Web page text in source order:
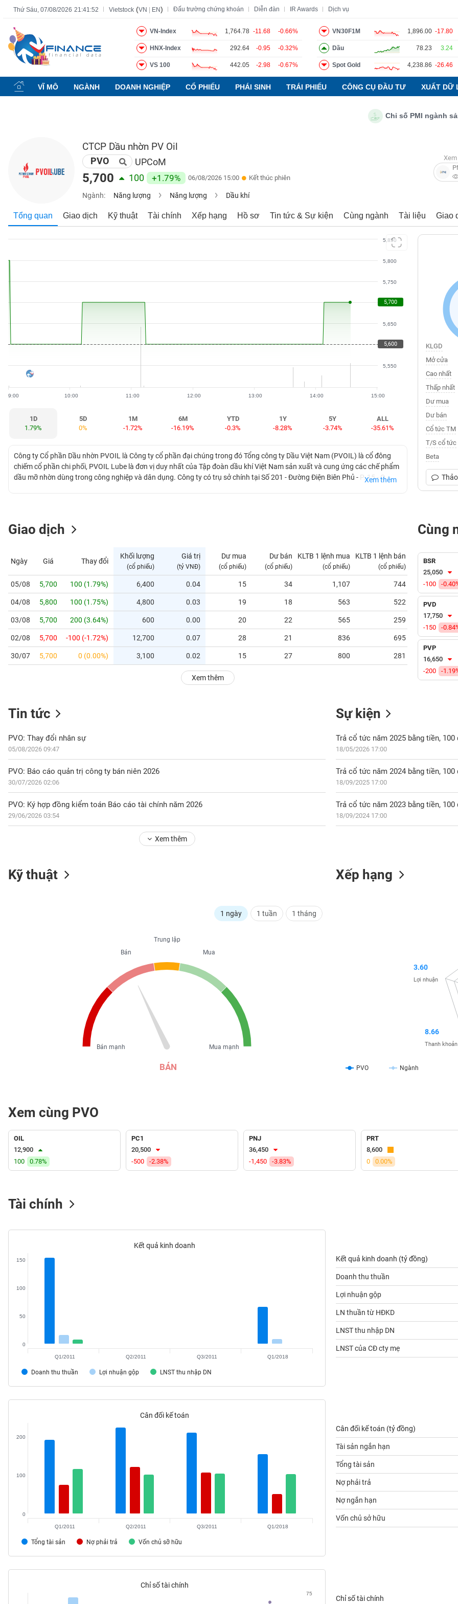
Thứ Sáu, 07/08/2026 21:41:53 Vietstock (VN EN) Đấu trường chứng khoán Diễn đàn IR Awards Dịch vụ
VN-Index 1,764.78 -11.68 -0.66%
HNX-Index 292.64 -0.95 -0.32%
VS 100 442.05 -2.98 -0.67%
VN30F1M 1,896.00 -17.80
Dầu 78.23 3.24
Spot Gold 4,238.86 -26.46
VĨ MÔ NGÀNH DOANH NGHIỆP CỔ PHIẾU PHÁI SINH TRÁI PHIẾU CÔNG CỤ ĐẦU TƯ XUẤT DỮ
Chỉ số PMI ngành sản
CTCP Dầu nhờn PV Oil
PVO UPCoM
5,700 100 +1.79% 06/08/2026 15:00 Kết thúc phiên
Ngành: Năng lượng Năng lượng Dầu khí
Tổng quan Giao dịch Kỹ thuật Tài chính Xếp hạng Hồ sơ Tin tức & Sự kiện Cùng ngành Tài liệu Giao
5,600
5,550
5,650
5,700
5,750
5,800
5,850
9:00 10:00 11:00 12:00 13:00 14:00 15:00
5,600
5,700
1D
1.79%
5D
0%
1M
-1.72%
6M
-16.19%
YTD
-0.3%
1Y
-8.28%
5Y
-3.74%
ALL
-35.61%
Công ty Cổ phần Dầu nhờn PVOIL là Công ty cổ phần đại chúng trong đó Tổng công ty Dầu Việt Nam (PVOIL) là cổ đông
chiếm cổ phần chi phối, PVOIL Lube là đơn vị duy nhất của Tập đoàn dầu khí Việt Nam sản xuất và cung ứng các chế phẩm
dầu mỡ nhờn dùng trong công nghiệp và dân dụng. Công ty có trụ sở chính tại Số 201 - Đường Điện Biên Phủ - P. 15 - Q.
Xem thêm
KLGD
Mở cửa
Cao nhất
Thấp nhất
Dư mua
Dư bán
Cổ tức TM
T/S cổ tức
Beta
Giao dịch
Ngày Giá Thay đổi
Khối lượng
(cổ phiếu)
Giá trị
(tỷ VNĐ)
Dư mua
(cổ phiếu)
Dư bán
(cổ phiếu)
KLTB 1 lệnh mua
(cổ phiếu)
KLTB 1 lệnh bán
(cổ phiếu)
05/08 5,700 100 (1.79%) 6,400 0.04 15 34 1,107 744 0.00
04/08 5,800 100 (1.75%) 4,800 0.03 19 18 563 522
03/08 5,700 200 (3.64%) 600 0.00 20 22 565 259 0.00
02/08 5,700 -100 (-1.72%) 12,700 0.07 28 21 836 695 0.00
30/07 5,700 0 (0.00%) 3,100 0.02 15 27 800 281 0.00
Xem thêm
Cùng
BSR
25,050
-100
-
PVD
17,750
-150
-
PVP
16,650
-200
-
Tin tức
PVO: Thay đổi nhân sự
05/08/2026 09:47
PVO: Báo cáo quản trị công ty bán niên 2026
30/07/2026 02:06
PVO: Ký hợp đồng kiểm toán Báo cáo tài chính năm 2026
29/06/2026 03:54
Xem thêm
Sự kiện
Trả cổ tức năm 2025 bằng tiền, 100
18/05/2026 17:00
Trả cổ tức năm 2024 bằng tiền, 100
18/09/2025 17:00
Trả cổ tức năm 2023 bằng tiền, 100
18/09/2024 17:00
Kỹ thuật
1 ngày 1 tuần 1 tháng
BÁN
Trung lập
Mua
Mua mạnh
Bán
Bán mạnh
Xếp hạng
PVO Ngành
8.66
Thanh khoản
3.60
Lợi nhuận
Xem cùng PVO
OIL
12,900
100
0.78%
PC1
20,500
-500
-2.38%
PNJ
36,450
-1,450
-3.83%
PRT
8,600
0
0.00%
Tài chính
Kết quả kinh doanh
Doanh thu thuần Lợi nhuận gộp LNST thu nhập DN
0
50
100
150
Q1/2011 Q2/2011 Q3/2011 Q1/2018
Kết quả kinh doanh (tỷ đồng)
Doanh thu thuần
Lợi nhuận gộp
LN thuần từ HĐKD
LNST thu nhập DN
LNST của CĐ cty mẹ
Cân đối kế toán
Tổng tài sản Nợ phải trả Vốn chủ sỡ hữu
0
100
200
Q1/2011 Q2/2011 Q3/2011 Q1/2018
Cân đối kế toán (tỷ đồng)
Tài sản ngắn hạn
Tổng tài sản
Nợ phải trả
Nợ ngắn hạn
Vốn chủ sở hữu
Chỉ số tài chính
75
Chỉ số tài chính
Tất cả Tính năng Ngành Mã chứng khoán Lãnh đạo Báo cáo phân tích Thuật ngữ
Tính
năng
(-)
KHOÁN
NGHIỆP
ĐỘNG
HÓA
GIỚI
CÁ
NHÂN
PHÂN
TÍCH
VIETSTOCKFINANCE
DOANH
NGHIỆP
CỔ
PHIẾU
SINH
(-)
VS-
SECTOR
NGUYÊN
NGHIỆP
TIÊU
TIÊU
THIẾT